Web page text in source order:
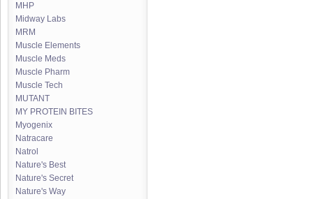
MHP
Midway Labs
MRM
Muscle Elements
Muscle Meds
Muscle Pharm
Muscle Tech
MUTANT
MY PROTEIN BITES
Myogenix
Natracare
Natrol
Nature's Best
Nature's Secret
Nature's Way